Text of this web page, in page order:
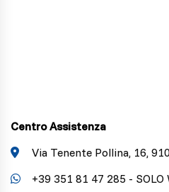
Centro Assistenza
Via Tenente Pollina, 16,
+39 351 81 47 285 - SOLO